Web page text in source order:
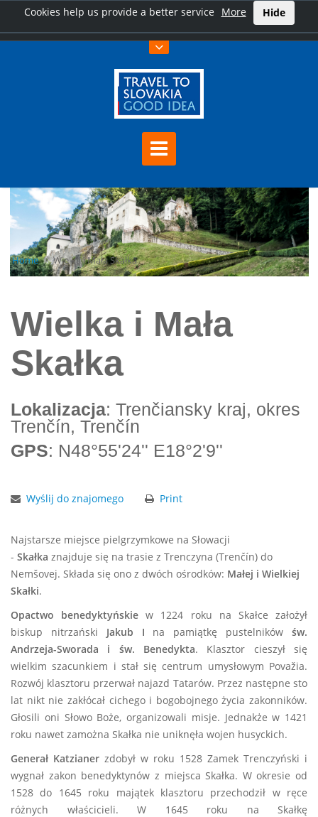
Cookies help us provide a better service More Hide
Home Wielka i Mała Skałka
Wielka i Mała
Skałka
Lokalizacja: Trenčiansky kraj, okres
Trenčín, Trenčín
GPS: N48°55'24'' E18°2'9''
Wyślij do znajomego Print
Najstarsze miejsce pielgrzymkowe na Słowacji
- Skałka znajduje się na trasie z Trenczyna (Trenčín) do
Nemšovej. Składa się ono z dwóch ośrodków: Małej i Wielkiej
Skałki.
Opactwo benedyktyńskie w 1224 roku na Skałce założył
biskup nitrzański Jakub I na pamiątkę pustelnikówśw.
Andrzeja-Sworada i św. Benedykta.
Klasztor cieszył się
wielkim szacunkiem i stał się centrum umysłowym Považia.
Rozwój klasztoru przerwał najazd Tatarów. Przez następne sto
lat nikt nie zakłócał cichego i bogobojnego życia zakonników.
Głosili oni Słowo Boże, organizowali misje. Jednakże w 1421
roku nawet zamożna Skałka nie uniknęła wojen husyckich.
Generał Katzianer zdobył w roku 1528 Zamek Trenczyński i
wygnał zakon benedyktynów z miejsca Skałka. W okresie od
1528 do 1645 roku majątek klasztoru przechodził w ręce
różnych właścicieli. W 1645 roku na Skałkę